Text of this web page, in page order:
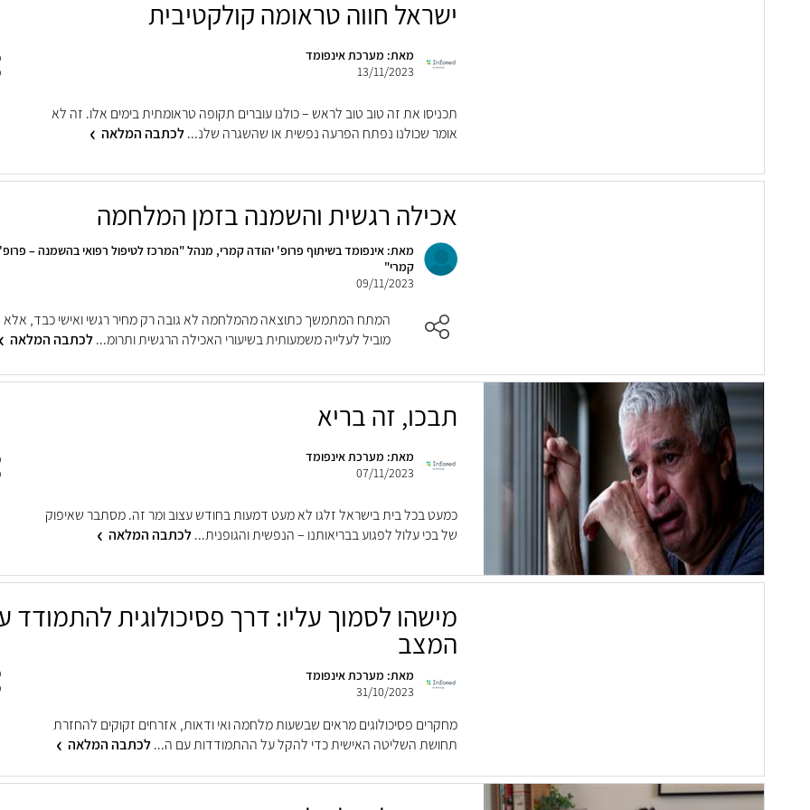
ישראל חווה טראומה קולקטיבית
מאת: מערכת אינפומד
13/11/2023
תכניסו את זה טוב טוב לראש – כולנו עוברים תקופה טראומתית בימים אלו. זה לא
אומר שכולנו נפתח הפרעה נפשית או שהשגרה שלנ...לכתבה המלאה
אכילה רגשית והשמנה בזמן המלחמה
מאת: אינפומד בשיתוף פרופ' יהודה קמרי, מנהל "המרכז לטיפול רפואי בהשמנה – פרופ'
קמרי"
09/11/2023
המתח המתמשך כתוצאה מהמלחמה לא גובה רק מחיר רגשי ואישי כבד, אלא
מוביל לעלייה משמעותית בשיעורי האכילה הרגשית ותרומ...לכתבה המלאה
תבכו, זה בריא
מאת: מערכת אינפומד
07/11/2023
כמעט בכל בית בישראל זלגו לא מעט דמעות בחודש עצוב ומר זה. מסתבר שאיפוק
של בכי עלול לפגוע בבריאותנו – הנפשית והגופנית...לכתבה המלאה
מישהו לסמוך עליו: דרך פסיכולוגית להתמודד
המצב
מאת: מערכת אינפומד
31/10/2023
מחקרים פסיכולוגים מראים שבשעות מלחמה ואי ודאות, אזרחים זקוקים להחזרת
תחושת השליטה האישית כדי להקל על ההתמודדות עם ה...לכתבה המלאה